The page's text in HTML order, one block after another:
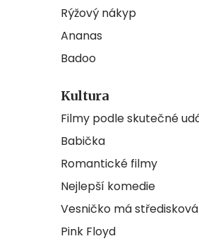
Rýžový nákyp
Ananas
Badoo
Kultura
Filmy podle skutečné
Babička
Romantické filmy
Nejlepší komedie
Vesničko má středisková
Pink Floyd